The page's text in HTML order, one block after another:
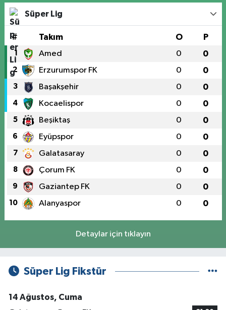
Süper Lig
# Takım O P
1 Amed 0 0
2 Erzurumspor FK 0 0
3 Başakşehir 0 0
4 Kocaelispor 0 0
5 Beşiktaş 0 0
6 Eyüpspor 0 0
7 Galatasaray 0 0
8 Çorum FK 0 0
9 Gaziantep FK 0 0
10 Alanyaspor 0 0
Detaylar için tıklayın
Süper Lig Fikstür
14 Ağustos, Cuma